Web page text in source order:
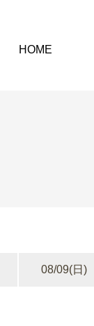
HOME
08/09(日)